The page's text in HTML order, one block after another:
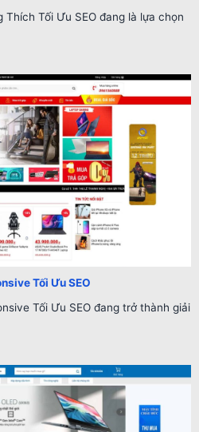
Thích Tối Ưu SEO đang là lựa chọn
Tối Ưu SEO
Tối Ưu SEO đang trở thành giải